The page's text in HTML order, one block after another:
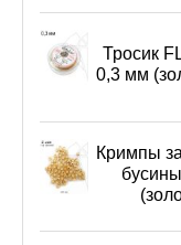
Тросик
0,3 мм
Кримпы